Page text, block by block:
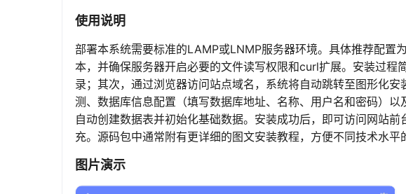
使用说明
部署本系统需要标准的LAMP或LNMP服务器环境。具体推荐配置
本，并确保服务器开启必要的文件读写权限和curl扩展。安装过程
录；其次，通过浏览器访问站点域名，系统将自动跳转至图形化
测、数据库信息配置（填写数据库地址、名称、用户名和密码）
自动创建数据表并初始化基础数据。安装成功后，即可访问网站
充。源码包中通常附有更详细的图文安装教程，方便不同技术水平
图片演示